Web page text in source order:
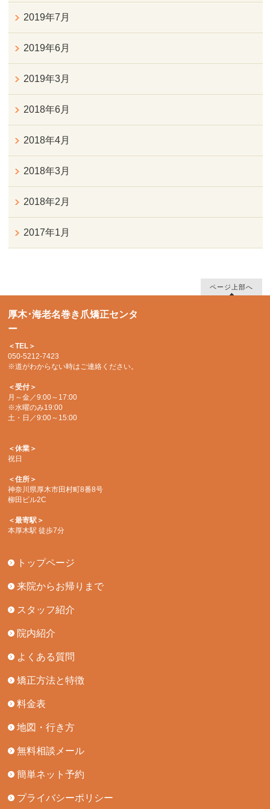
2019年7月
2019年6月
2019年3月
2018年6月
2018年4月
2018年3月
2018年2月
2017年1月
ページ上部へ
厚木･海老名巻き爪矯正センタ
ー
＜TEL＞
050-5212-7423
※道がわからない時はご連絡ください。
＜受付＞
月～金／9:00～17:00
※水曜のみ19:00
土・日／9:00～15:00
＜休業＞
祝日
＜住所＞
神奈川県厚木市田村町8番8号
柳田ビル2C
＜最寄駅＞
本厚木駅 徒歩7分
トップページ
来院からお帰りまで
スタッフ紹介
院内紹介
よくある質問
矯正方法と特徴
料金表
地図・行き方
無料相談メール
簡単ネット予約
プライバシーポリシー